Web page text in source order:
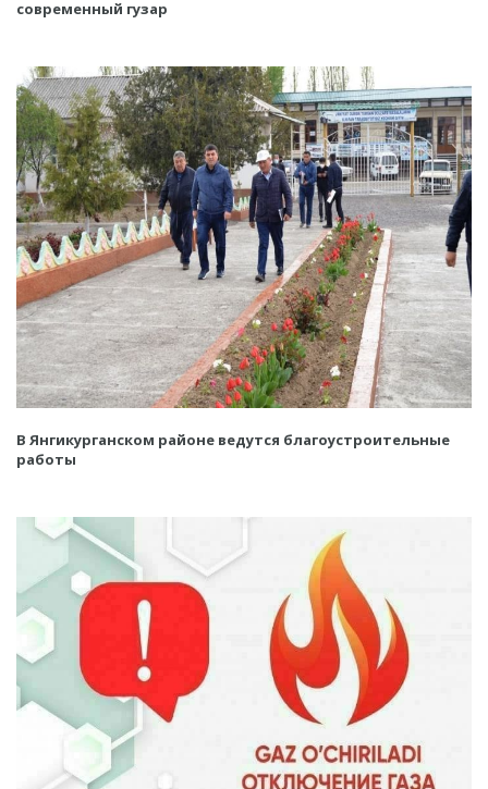
современный гузар
В Янгикурганском районе ведутся благоустроительные
работы